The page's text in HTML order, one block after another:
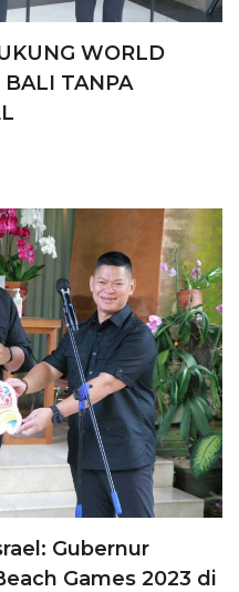
WORLD
BALI TANPA
Gubernur
Games 2023 di